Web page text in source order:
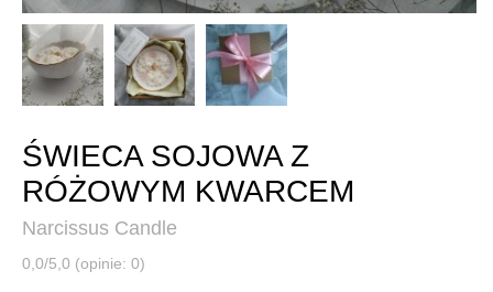
ŚWIECA SOJOWA Z
RÓŻOWYM KWARCEM
Narcissus Candle
0,0/5,0 (opinie: 0)